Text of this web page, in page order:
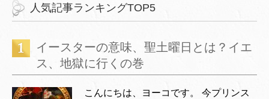
人気記事ランキングTOP5
イースターの意味、聖土曜日とは？イエ
ス、地獄に行くの巻
こんにちは、ヨーコです。 今プリンス